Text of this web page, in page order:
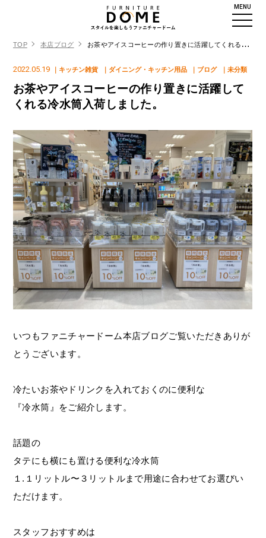
MENU
TOP 本店ブログ お茶やアイスコーヒーの作り置きに活躍してくれる冷水筒入荷しました。
2022.05.19 ｜キッチン雑貨 ｜ダイニング・キッチン用品 ｜ブログ ｜未分類
お茶やアイスコーヒーの作り置きに活躍して
くれる冷水筒入荷しました。
いつもファニチャードーム本店ブログご覧いただきありが
とうございます。
冷たいお茶やドリンクを入れておくのに便利な
『冷水筒』をご紹介します。
話題の
タテにも横にも置ける便利な冷水筒
１.１リットル〜３リットルまで用途に合わせてお選びい
ただけます。
スタッフおすすめは